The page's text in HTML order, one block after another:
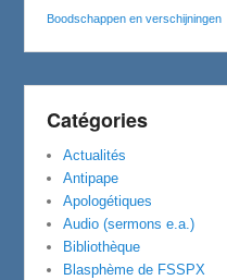
Boodschappen en verschijningen
Catégories
Actualités
Antipape
Apologétiques
Audio (sermons e.a.)
Bibliothèque
Blasphème de FSSPX